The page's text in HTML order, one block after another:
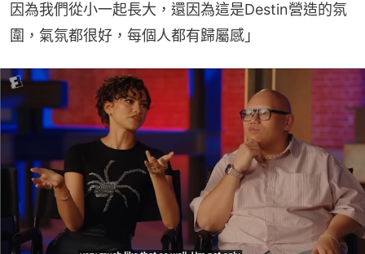
因為我們從小一起長大，還因為這是Destin營造的氛
圍，氣氛都很好，每個人都有歸屬感」